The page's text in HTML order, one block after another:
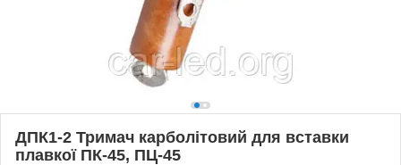
ДПК1-2 Тримач карболітовий для вставки
плавкої ПК-45, ПЦ-45